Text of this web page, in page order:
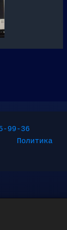
99-36
Политика